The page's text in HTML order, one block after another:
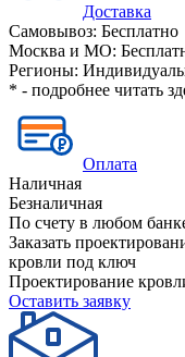
Доставка
Самовывоз: Бесплатно
Москва и МО:
Регионы:
* - подробнее читать
Оплата
Наличная
Безналичная
По счету в любом
Заказать
кровли под ключ
Проектирование
Оставить заявку